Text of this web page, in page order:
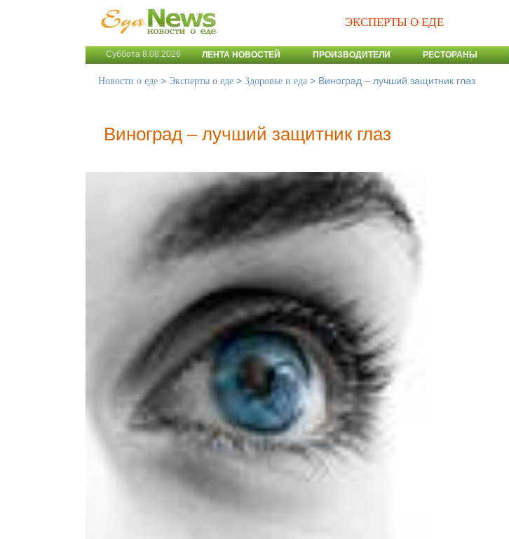
ЭКСПЕРТЫ О ЕДЕ
Суббота 8.08.2026 ЛЕНТА НОВОСТЕЙ ПРОИЗВОДИТЕЛИ РЕСТОРАНЫ
Новости о еде > Эксперты о еде > Здоровье и еда > Виноград – лучший защитник глаз
Виноград – лучший защитник глаз